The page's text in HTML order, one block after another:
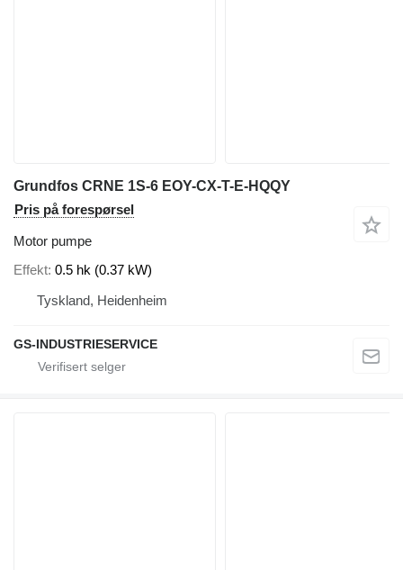
Grundfos CRNE 1S-6 EOY-CX-T-E-HQQY
Pris på forespørsel
Motor pumpe
Effekt 0.5 hk (0.37 kW)
Tyskland, Heidenheim
GS-INDUSTRIESERVICE